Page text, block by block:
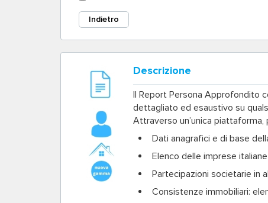
Indietro
Descrizione
IlReport Persona Approfondito
dettagliato ed esaustivo su
Attraverso un’unica piattaforma,
Dati anagrafici e di base
Elenco delle imprese
Partecipazioni societarie in
Consistenze immobiliari: